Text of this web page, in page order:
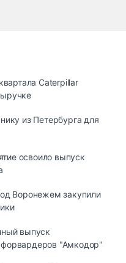
Caterpillar
из Петербурга для
освоило выпуск
Воронежем закупили
выпуск
форвардеров "Амкодор"